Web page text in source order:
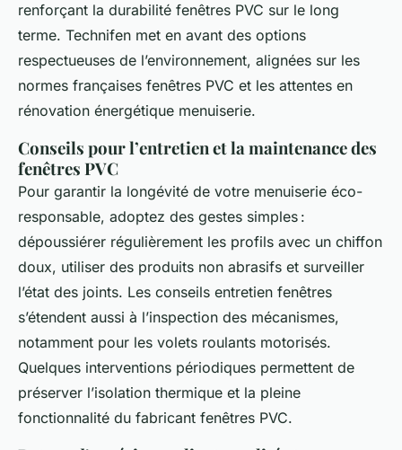
renforçant la durabilité fenêtres PVC sur le long
terme. Technifen met en avant des options
respectueuses de l’environnement, alignées sur les
normes françaises fenêtres PVC et les attentes en
rénovation énergétique menuiserie.
Conseils pour l’entretien et la maintenance des
fenêtres PVC
Pour garantir la longévité de votre menuiserie éco-
responsable, adoptez des gestes simples :
dépoussiérer régulièrement les profils avec un chiffon
doux, utiliser des produits non abrasifs et surveiller
l’état des joints. Les conseils entretien fenêtres
s’étendent aussi à l’inspection des mécanismes,
notamment pour les volets roulants motorisés.
Quelques interventions périodiques permettent de
préserver l’isolation thermique et la pleine
fonctionnalité du fabricant fenêtres PVC.